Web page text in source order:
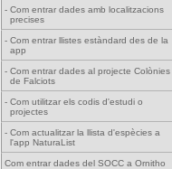
- Com entrar dades amb localitzacions
precises
- Com entrar llistes estàndard des de la
app
- Com entrar dades al projecte Colònies
de Falciots
- Com utilitzar els codis d'estudi o
projectes
- Com actualitzar la llista d'espècies a
l'app NaturaList
Com entrar dades del SOCC a Ornitho